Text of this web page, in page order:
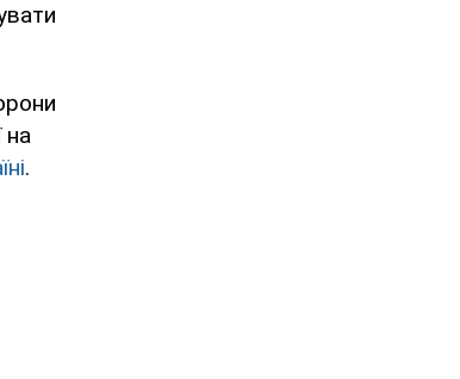
на
.